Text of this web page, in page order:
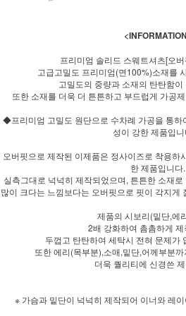
프리미엄 솔리드 스웨트셔츠[오
고급고밀도 프리미엄(면100%)소재를
고밀도의 중량과 소재의 탄탄함
또한 소재를 더욱 더 튼튼하고 부드럽게 가공
◆프리미엄 고밀도 원단으로 수차례 가공을 통하
성이 강한 제품입
오버핏으로 제작된 이제품은 정사이즈로 착용하
한 제품입니다.
실측그대로 넉넉히 제작되었으며, 튼튼한 소재
많이 크다는 느낌보다는 오버핏으로 핏이 각지게
제품의 시보리(밑단,에
2배 강화하여 촘촘하게
두껍고 탄탄하여 세탁시 전혀 문제가
또한 에리(목부분),소매,밑단,어께부분
더욱 퀄리티에 신경쓴
※ 가슴과 밑단이 넉넉히 제작되어 이너와 레